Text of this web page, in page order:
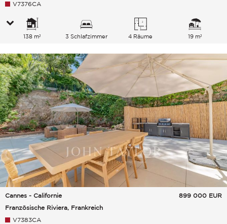
V7376CA
138 m² 3 Schlafzimmer 4 Räume 19 m²
Cannes - Californie
Französische Riviera, Frankreich
899 000 EUR
V7383CA